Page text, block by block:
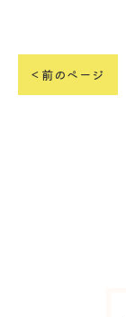
< 前のページ